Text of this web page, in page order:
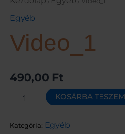
Egyéb
Video_1
490,00 Ft
KOSÁRBA TESZEM
Kategória: Egyéb